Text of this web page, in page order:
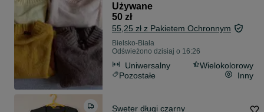
Używane
50 zł
55,25 zł z Pakietem Ochronnym
Bielsko-Biała
Odświeżono dzisiaj o 16:26
Uniwersalny
Wielokolorowy
Pozostałe
Inny
Sweter długi czarny